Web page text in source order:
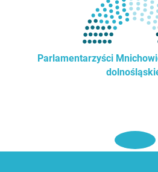
Parlamentarzyści